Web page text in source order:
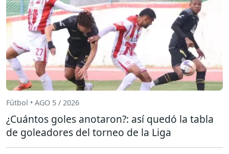
Fútbol • AGO 5 / 2026
¿Cuántos goles anotaron?: así quedó la tabla
de goleadores del torneo de la Liga